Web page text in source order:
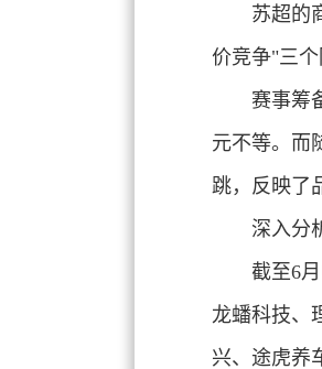
苏超的
价竞争"三个
赛事筹
元不等。而
跳，反映了
深入分
截至6
龙蟠科技、
兴、途虎养